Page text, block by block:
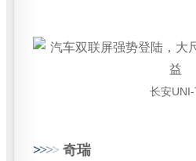
长安
>>>> 奇瑞